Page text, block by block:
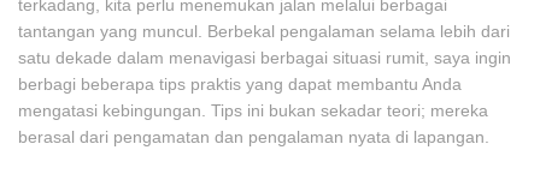
terkadang, kita perlu menemukan jalan melalui berbagai
tantangan yang muncul. Berbekal pengalaman selama lebih dari
satu dekade dalam menavigasi berbagai situasi rumit, saya ingin
berbagi beberapa tips praktis yang dapat membantu Anda
mengatasi kebingungan. Tips ini bukan sekadar teori; mereka
berasal dari pengamatan dan pengalaman nyata di lapangan.